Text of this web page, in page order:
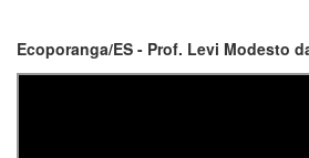
Ecoporanga/ES - Prof. Levi Modesto